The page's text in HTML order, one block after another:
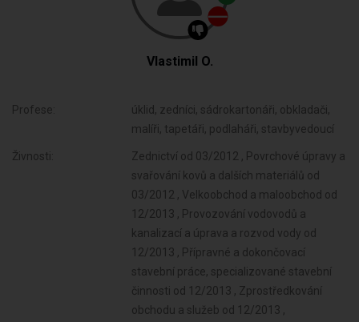
Vlastimil O.
Profese:
úklid, zedníci, sádrokartonáři, obkladači,
malíři, tapetáři, podlaháři, stavbyvedoucí
Živnosti:
Zednictví od 03/2012 , Povrchové úpravy a
svařování kovů a dalších materiálů od
03/2012 , Velkoobchod a maloobchod od
12/2013 , Provozování vodovodů a
kanalizací a úprava a rozvod vody od
12/2013 , Přípravné a dokončovací
stavební práce, specializované stavební
činnosti od 12/2013 , Zprostředkování
obchodu a služeb od 12/2013 ,